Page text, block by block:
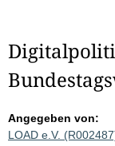
Angegeben von:
LOAD e.V.